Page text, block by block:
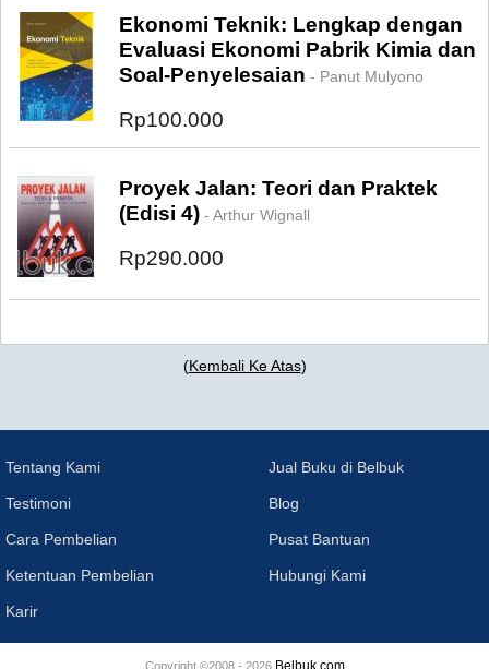
Ekonomi Teknik: Lengkap dengan
Evaluasi Ekonomi Pabrik Kimia dan
Soal-Penyelesaian - Panut Mulyono
Rp100.000
Proyek Jalan: Teori dan Praktek
(Edisi 4) - Arthur Wignall
Rp290.000
(Kembali Ke Atas)
Tentang Kami
Testimoni
Cara Pembelian
Ketentuan Pembelian
Karir
Jual Buku di Belbuk
Blog
Pusat Bantuan
Hubungi Kami
Copyright ©2008 - 2026 Belbuk.com